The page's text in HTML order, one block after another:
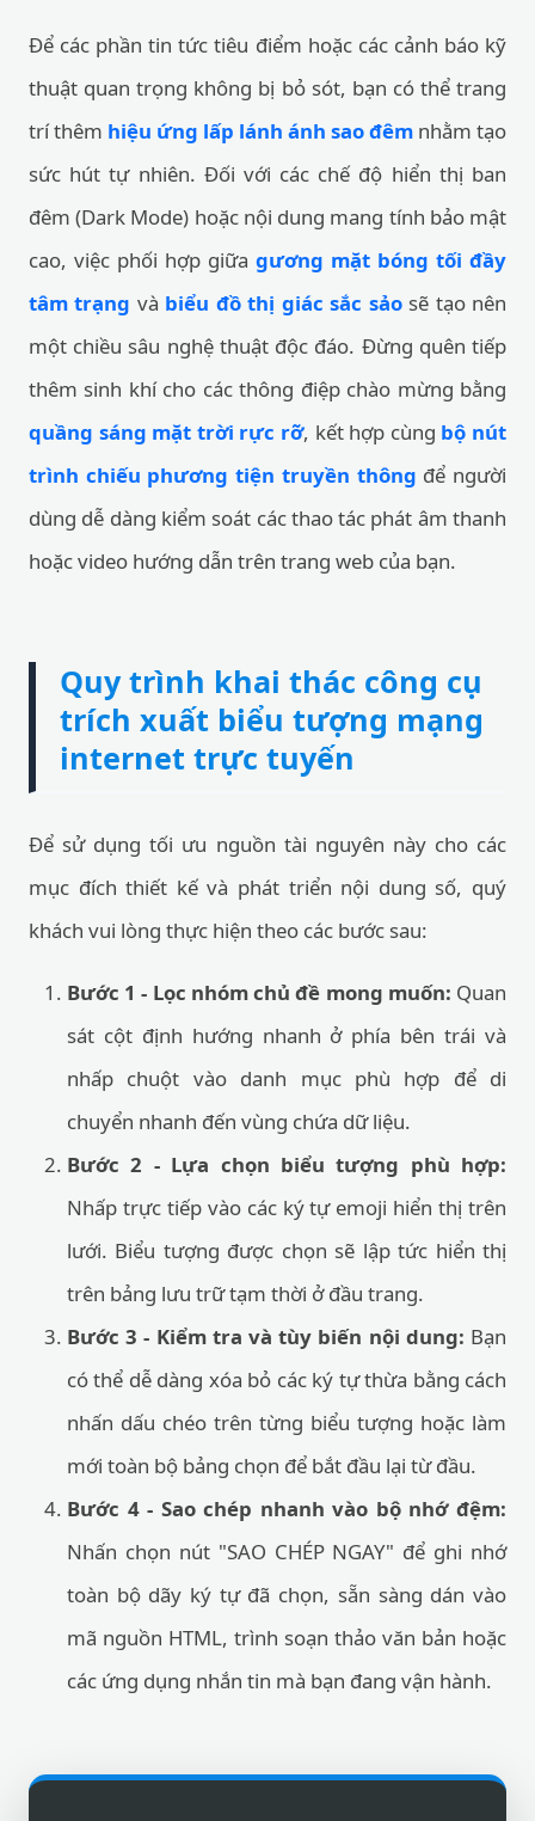
Để các phần tin tức tiêu điểm hoặc các cảnh báo kỹ
thuật quan trọng không bị bỏ sót, bạn có thể trang
trí thêm hiệu ứng lấp lánh ánh sao đêm nhằm tạo
sức hút tự nhiên. Đối với các chế độ hiển thị ban
đêm (Dark Mode) hoặc nội dung mang tính bảo mật
cao, việc phối hợp giữa gương mặt bóng tối đầy
tâm trạng và biểu đồ thị giác sắc sảosẽ tạo nên
một chiều sâu nghệ thuật độc đáo. Đừng quên tiếp
thêm sinh khí cho các thông điệp chào mừng bằng
quầng sáng mặt trời rực rỡ, kết hợp cùng bộ nút
trình chiếu phương tiện truyền thông để người
dùng dễ dàng kiểm soát các thao tác phát âm thanh
hoặc video hướng dẫn trên trang web của bạn.
Quy trình khai thác công cụ
trích xuất biểu tượng mạng
internet trực tuyến
Để sử dụng tối ưu nguồn tài nguyên này cho các
mục đích thiết kế và phát triển nội dung số, quý
khách vui lòng thực hiện theo các bước sau:
Bước 1 - Lọc nhóm chủ đề mong muốn: Quan
sát cột định hướng nhanh ở phía bên trái và
nhấp chuột vào danh mục phù hợp để di
chuyển nhanh đến vùng chứa dữ liệu.
Bước 2 - Lựa chọn biểu tượng phù hợp:
Nhấp trực tiếp vào các ký tự emoji hiển thị trên
lưới. Biểu tượng được chọn sẽ lập tức hiển thị
trên bảng lưu trữ tạm thời ở đầu trang.
Bước 3 - Kiểm tra và tùy biến nội dung: Bạn
có thể dễ dàng xóa bỏ các ký tự thừa bằng cách
nhấn dấu chéo trên từng biểu tượng hoặc làm
mới toàn bộ bảng chọn để bắt đầu lại từ đầu.
Bước 4 - Sao chép nhanh vào bộ nhớ đệm:
Nhấn chọn nút "SAO CHÉP NGAY" để ghi nhớ
toàn bộ dãy ký tự đã chọn, sẵn sàng dán vào
mã nguồn HTML, trình soạn thảo văn bản hoặc
các ứng dụng nhắn tin mà bạn đang vận hành.